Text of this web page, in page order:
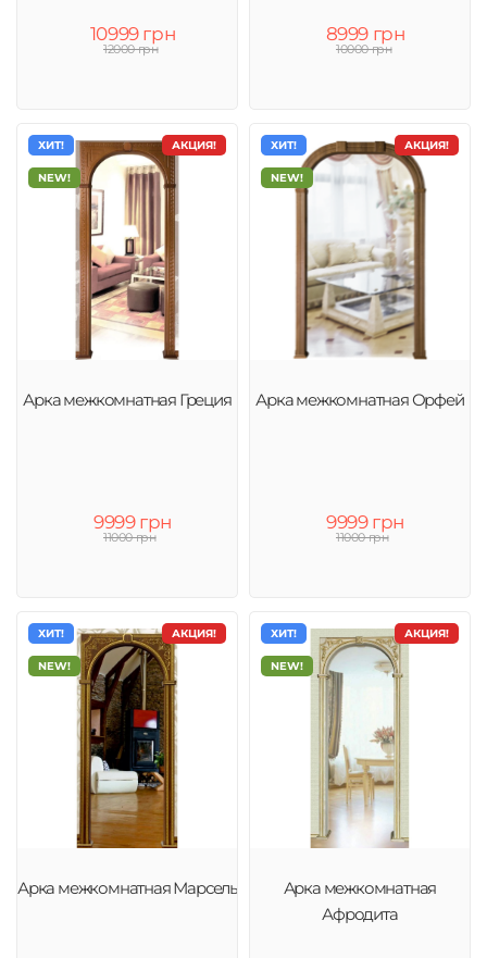
10999 грн
12000 грн
8999 грн
10000 грн
АКЦИЯ!
ХИТ!
NEW!
Арка межкомнатная Греция
9999 грн
11000 грн
АКЦИЯ!
ХИТ!
NEW!
Арка межкомнатная Орфей
9999 грн
11000 грн
АКЦИЯ!
ХИТ!
NEW!
Арка межкомнатная Марсель
АКЦИЯ!
ХИТ!
NEW!
Арка межкомнатная
Афродита